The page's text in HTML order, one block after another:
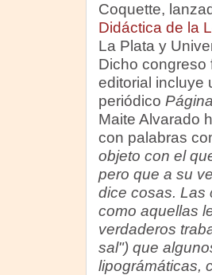
Coquette,
Didáctica de la
La Plata y
Dicho congreso
editorial incluye
periódico
Maite Alvarado
con palabras
objeto con el
pero que a su
dice cosas. Las
como aquellas
verdaderos
sal") que
lipográmáticas,